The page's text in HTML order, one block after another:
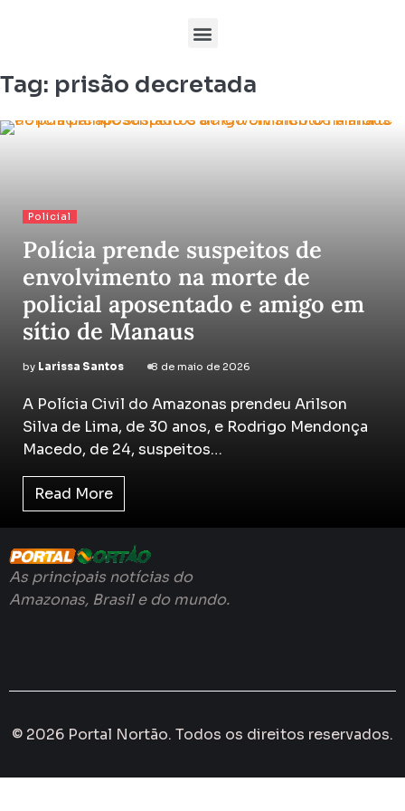
Tag: prisão decretada
Policial
Polícia prende suspeitos de
envolvimento na morte de
policial aposentado e amigo em
sítio de Manaus
by Larissa Santos 8 de maio de 2026
A Polícia Civil do Amazonas prendeu Arilson
Silva de Lima, de 30 anos, e Rodrigo Mendonça
Macedo, de 24, suspeitos…
Read More
As principais notícias do
Amazonas, Brasil e do mundo.
© 2026 Portal Nortão. Todos os direitos reservados.